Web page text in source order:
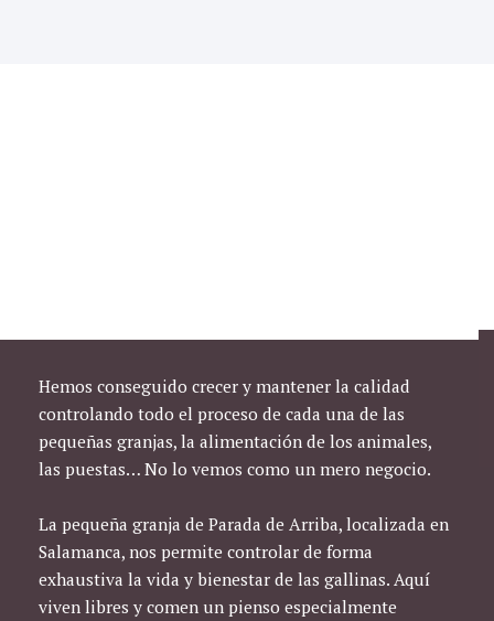
Hemos conseguido crecer y mantener la calidad
controlando todo el proceso de cada una de las
pequeñas granjas, la alimentación de los animales,
las puestas… No lo vemos como un mero negocio.
La pequeña granja de Parada de Arriba, localizada en
Salamanca, nos permite controlar de forma
exhaustiva la vida y bienestar de las gallinas. Aquí
viven libres y comen un pienso especialmente